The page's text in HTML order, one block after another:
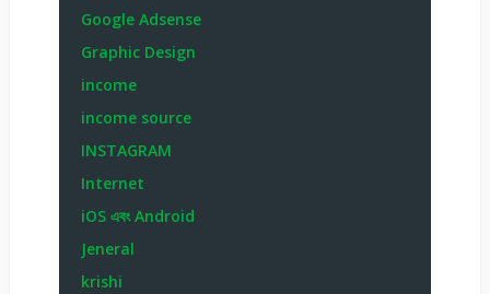
Google Adsense
Graphic Design
income
income source
INSTAGRAM
Internet
iOS এবং Android
Jeneral
krishi